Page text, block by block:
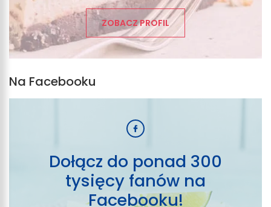
ZOBACZ PROFIL
Na Facebooku
Dołącz do ponad 300
tysięcy fanów na
Facebooku!